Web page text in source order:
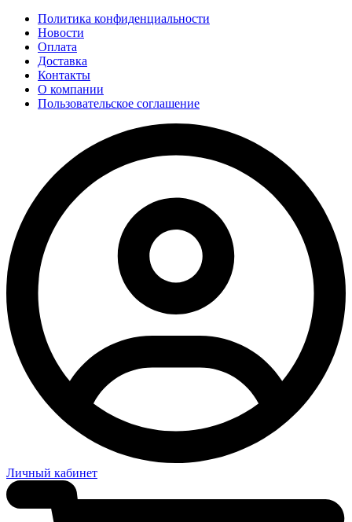
Политика конфиденциальности
Новости
Оплата
Доставка
Контакты
О компании
Пользовательское соглашение
Личный кабинет